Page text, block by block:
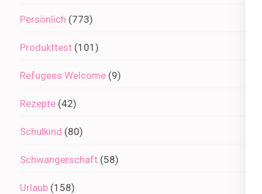
Persönlich (773)
Produkttest (101)
Refugees Welcome (9)
Rezepte (42)
Schulkind (80)
Schwangerschaft (58)
Urlaub (158)